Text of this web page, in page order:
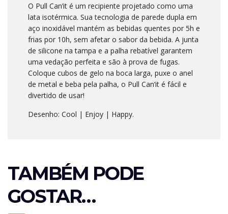
O Pull Can’it é um recipiente projetado como uma
lata isotérmica. Sua tecnologia de parede dupla em
aço inoxidável mantém as bebidas quentes por 5h e
frias por 10h, sem afetar o sabor da bebida. A junta
de silicone na tampa e a palha rebatível garantem
uma vedação perfeita e são à prova de fugas.
Coloque cubos de gelo na boca larga, puxe o anel
de metal e beba pela palha, o Pull Can’it é fácil e
divertido de usar!
Desenho: Cool | Enjoy | Happy.
TAMBÉM PODE
GOSTAR…